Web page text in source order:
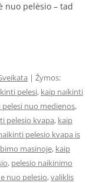
nuo pelėsio – tad
| Žymos:
pelesi, kaip naikinti
nuo medienos,
pelesio kvapa, kaip
pelesio kvapa is
masinoje, kaip
, pelesio naikinimo
nuo pelesio,valiklis